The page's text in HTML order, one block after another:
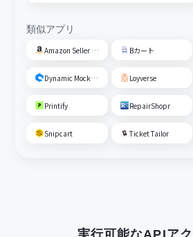
類似アプリ
Amazon Seller Central Bカート
Dynamic Mockups Loyverse
Printify RepairShopr
Snipcart Ticket Tailor
実行可能なAPIア